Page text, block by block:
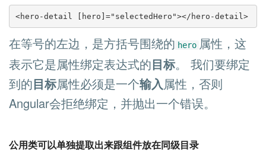
<hero-detail [hero]="selectedHero"></hero-detail>
在等号的左边，是方括号围绕的 hero 属性，这
表示它是属性绑定表达式的目标。 我们要绑定
到的目标属性必须是一个输入属性，否则
Angular会拒绝绑定，并抛出一个错误。
公用类可以单独提取出来跟组件放在同级目录